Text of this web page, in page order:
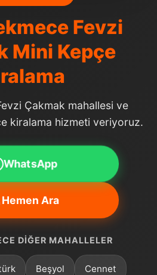
Fevzi
Mini Kepçe
Çakmak mahallesi ve
kiralama hizmeti veriyoruz.
WhatsApp
Hemen Ara
DIĞER MAHALLELER
Beşyol Cennet